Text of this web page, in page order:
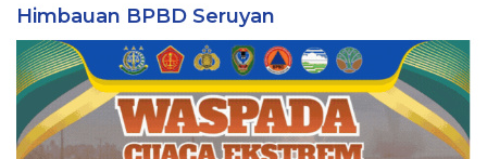
Himbauan BPBD Seruyan